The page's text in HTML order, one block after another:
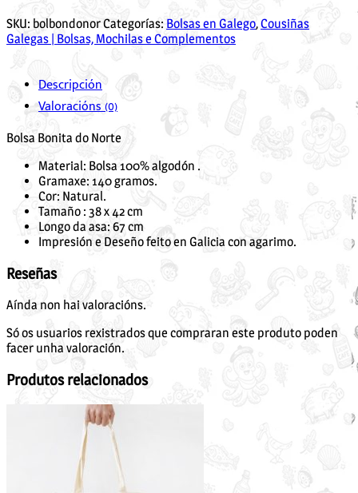
SKU: bolbondonorCategorías: Bolsas en Galego,Cousiñas
Galegas | Bolsas, Mochilas e Complementos
Descripción
Valoracións (0)
Bolsa Bonita do Norte
Material: Bolsa 100% algodón .
Gramaxe: 140 gramos.
Cor: Natural.
Tamaño : 38 x 42 cm
Longo da asa: 67 cm
Impresión e Deseño feito en Galicia con agarimo.
Reseñas
Aínda non hai valoracións.
Só os usuarios rexistrados que compraran este produto poden
facer unha valoración.
Produtos relacionados